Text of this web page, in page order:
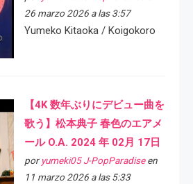
26 marzo 2026 a las 3:57
Yumeko Kitaoka / Koigokoro
【4K 数年ぶりにデビュー曲を
歌う】松本典子 春色のエアメ
ール O.A. 2024 年 02月 17日
por yumeki05 J-PopParadiseen
11 marzo 2026 a las 5:33